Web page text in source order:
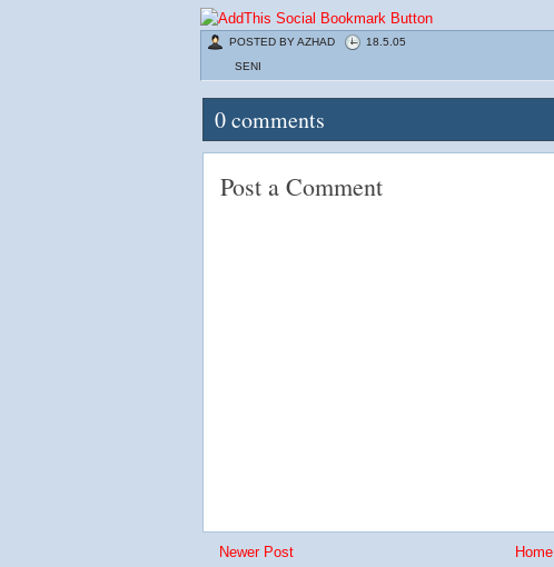
POSTED BYAZHAD
18.5.05
SENI
0comments
Post a Comment
Newer Post Home